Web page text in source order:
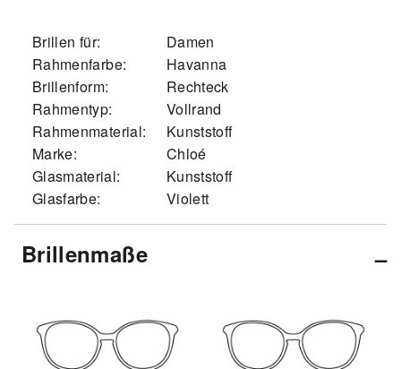
Brillen für:
Damen
Rahmenfarbe:
Havanna
Brillenform:
Rechteck
Rahmentyp:
Vollrand
Rahmenmaterial:
Kunststoff
Marke:
Chloé
Glasmaterial:
Kunststoff
Glasfarbe:
Violett
Brillenmaße